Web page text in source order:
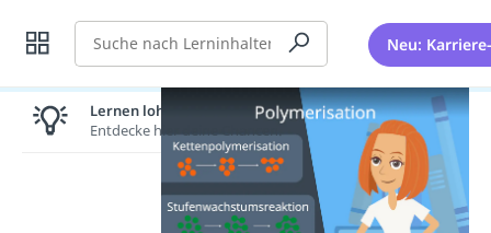
Suche Neu:
Lernen lohnt sich!
Entdecke hier deine Chancen.